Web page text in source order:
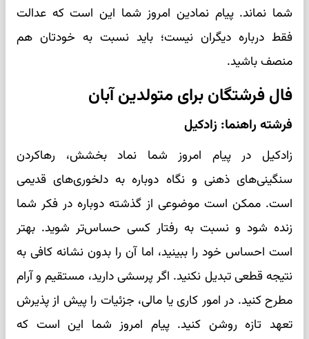
شما نماند. پیام نمادین امروز شما این است که عدالت
فقط درباره دیگران نیست؛ باید نسبت به خودتان هم
منصف باشید.
فال فرشتگان برای متولدین آبان
فرشته راهنما: زادکیل
زادکیل در پیام امروز شما نماد بخشش، رهاکردن
سنگینی‌های ذهنی و نگاه دوباره به دلخوری‌های قدیمی
است. ممکن است موضوعی از گذشته دوباره در فکر شما
زنده شود و نسبت به رفتار کسی حساس‌تر شوید. بهتر
است احساس خود را ببینید، اما آن را بدون نشانه کافی به
نتیجه قطعی تبدیل نکنید. اگر پرسشی دارید، مستقیم و آرام
مطرح کنید. در امور کاری یا مالی، جزئیات را پیش از پذیرش
تعهد تازه روشن کنید. پیام امروز شما این است که